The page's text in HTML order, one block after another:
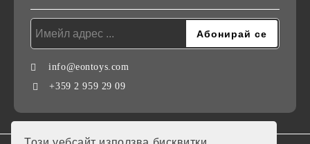
info@eontoys.com
+359 2 959 29 09